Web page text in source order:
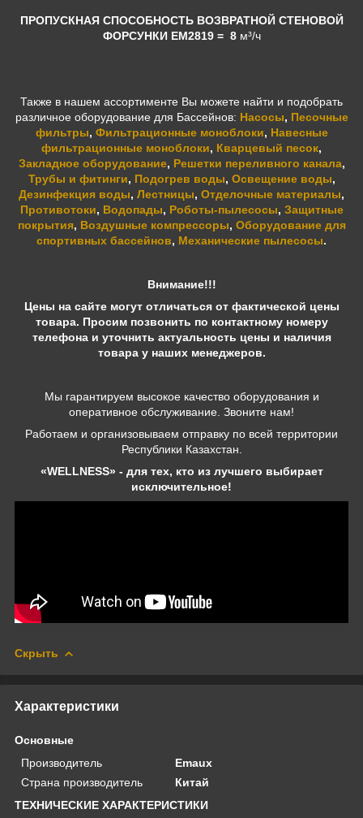
ПРОПУСКНАЯ СПОСОБНОСТЬ ВОЗВРАТНОЙ СТЕНОВОЙ
ФОРСУНКИ EM2819 = 8 м³/ч
Также в нашем ассортименте Вы можете найти и подобрать
различное оборудование для Бассейнов: Насосы, Песочные
фильтры, Фильтрационные моноблоки, Навесные
фильтрационные моноблоки, Кварцевый песок,
Закладное оборудование, Решетки переливного канала,
Трубы и фитинги, Подогрев воды, Освещение воды,
Дезинфекция воды, Лестницы, Отделочные материалы,
Противотоки, Водопады, Роботы-пылесосы, Защитные
покрытия, Воздушные компрессоры, Оборудование для
спортивных бассейнов, Механические пылесосы.
Внимание!!!
Цены на сайте могут отличаться от фактической цены
товара. Просим позвонить по контактному номеру
телефона и уточнить актуальность цены и наличия
товара у наших менеджеров.
Мы гарантируем высокое качество оборудования и
оперативное обслуживание. Звоните нам!
Работаем и организовываем отправку по всей территории
Республики Казахстан.
«WELLNESS» - для тех, кто из лучшего выбирает
исключительное!
Скрыть
Характеристики
Основные
Производитель
Emaux
Страна производитель
Китай
ТЕХНИЧЕСКИЕ ХАРАКТЕРИСТИКИ